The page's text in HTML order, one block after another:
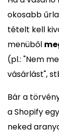
okosabb
tételt kell
menüből
(pl.: "Nem
vásárlást",
Bár a
a Shopify
neked